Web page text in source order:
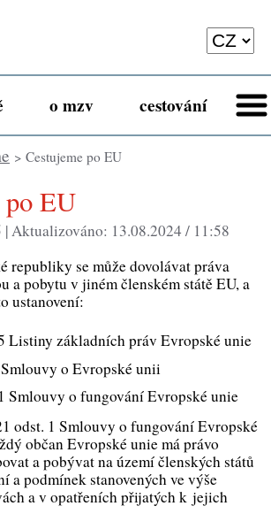
o mzv cestování
> Cestujeme po EU
po EU
|Aktualizováno: 13.08.2024 / 11:58
republiky se může dovolávat práva
a pobytu v jiném členském státě EU, a
ustanovení:
základních práv Evropské unie
o Evropské unii
o fungování Evropské unie
odst. 1 Smlouvy o fungování Evropské
občan Evropské unie má právo
a pobývat na území členských států
a podmínek stanovených ve výše
a v opatřeních přijatých k jejich